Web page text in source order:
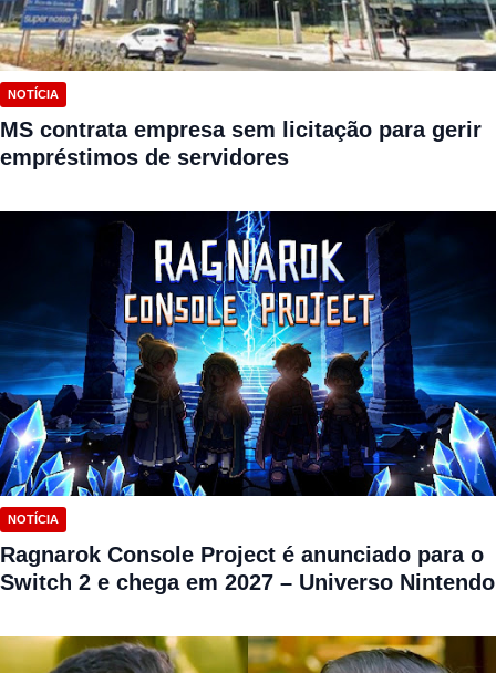
NOTÍCIA
MS contrata empresa sem licitação para gerir
empréstimos de servidores
NOTÍCIA
Ragnarok Console Project é anunciado para o
Switch 2 e chega em 2027 – Universo Nintendo